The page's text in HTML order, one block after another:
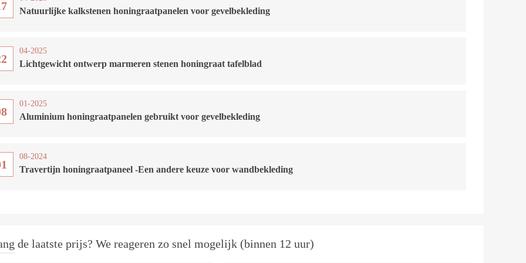
Natuurlijke kalkstenen honingraatpanelen voor gevelbekleding
04-2025
Lichtgewicht ontwerp marmeren stenen honingraat tafelblad
01-2025
Aluminium honingraatpanelen gebruikt voor gevelbekleding
08-2024
Travertijn honingraatpaneel -Een andere keuze voor wandbekleding
de laatste prijs? We reageren zo snel mogelijk (binnen 12 uur)